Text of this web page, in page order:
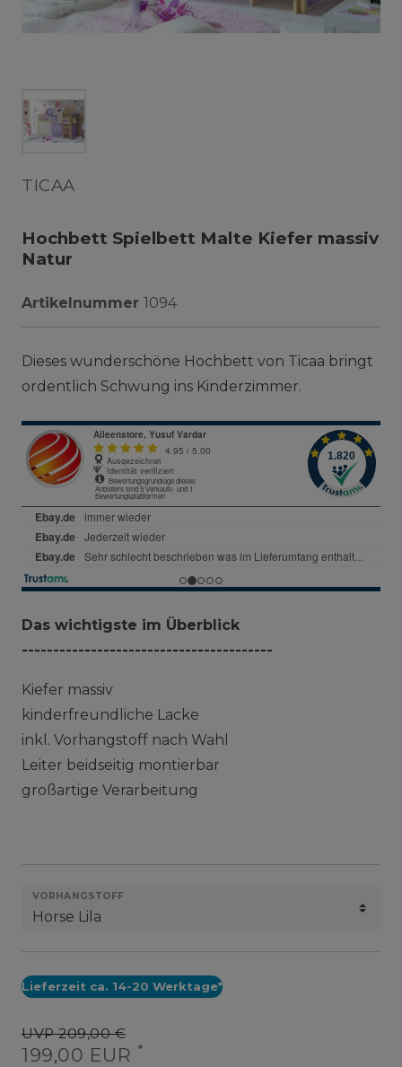
TICAA
Hochbett Spielbett Malte Kiefer massiv
Natur
Artikelnummer 1094
Dieses wunderschöne Hochbett von Ticaa bringt
ordentlich Schwung ins Kinderzimmer.
Das wichtigste im Überblick
----------------------------------------
Kiefer massiv
kinderfreundliche Lacke
inkl. Vorhangstoff nach Wahl
Leiter beidseitig montierbar
großartige Verarbeitung
VORHANGSTOFF
Lieferzeit ca. 14-20 Werktage*
UVP 209,00 €
199,00 EUR *